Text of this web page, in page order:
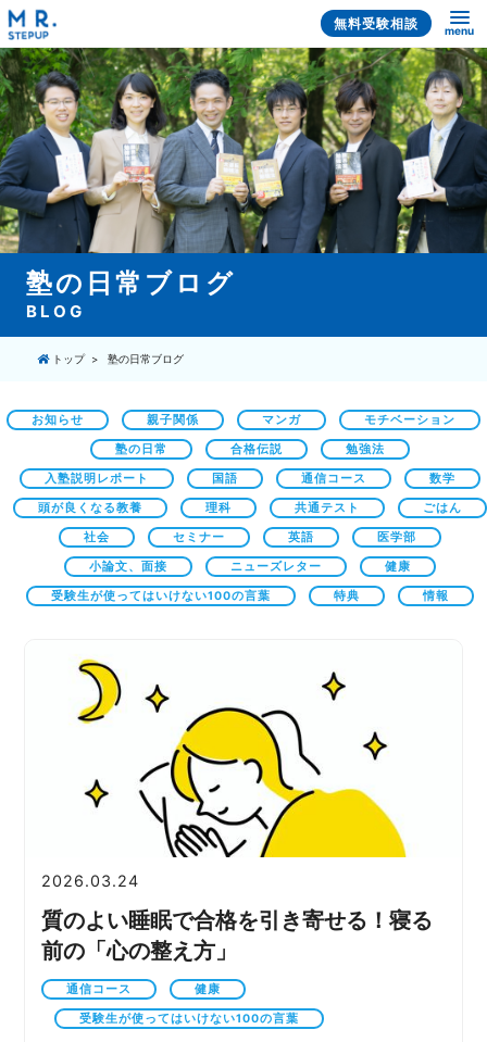
無料受験相談 menu
塾の日常ブログ
BLOG
トップ 塾の日常ブログ
お知らせ 親子関係 マンガ モチベーション
塾の日常 合格伝説 勉強法
入塾説明レポート 国語 通信コース 数学
頭が良くなる教養 理科 共通テスト ごはん
社会 セミナー 英語 医学部
小論文、面接 ニューズレター 健康
受験生が使ってはいけない100の言葉 特典 情報
2026.03.24
質のよい睡眠で合格を引き寄せる！寝る
前の「心の整え方」
通信コース 健康
受験生が使ってはいけない100の言葉